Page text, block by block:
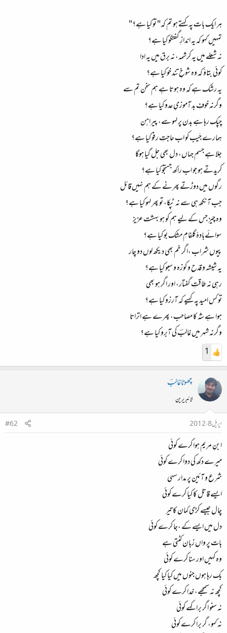
ہر ایک بات پہ کہتے ہو تم کہ" تو کیا ہے؟"
تمہیں کہو کہ یہ اندازِ گفتگو کیا ہے؟
نہ شعلے میں یہ کرشمہ، نہ برق میں یہ ادا
کوئی بتاؤ کہ وہ شوخِ تند خو کیا ہے؟
یہ رشک ہے کہ وہ ہوتا ہے ہم سخن تم سے
وگرنہ خوفِ بد آموزیِ عدو کیا ہے؟
چپک رہا ہے بدن پر لہو سے، پیراہن
ہمارے جَیب کو اب حاجتِ رفو کیا ہے؟
جلا ہے جسم جہاں، دل بھی جل گیا ہوگا
کریدتے ہو جو اب راکھ جستجو کیا ہے؟
رگوں میں دوڑتے پھرنے کے ہم نہیں قائل
جب آنکھ ہی سے نہ ٹپکا، تو پھر لہو کیا ہے؟
وہ چیز جس کے لیے ہم کو ہو بہشت عزیز
سوائےبادۂ گلفامِ مشک بو کیا ہے؟
پیوں شراب ،اگر خم بھی دیکھ لوں دو چار
یہ شیشہ و قدح و کوزہ و سبو کیا ہے؟
رہی نہ طاقتِ گفتار، اور اگر ہو بھی
تو کس امید پہ کہیے کہ آرزو کیا ہے؟
ہوا ہے شہ کا مصاحب، پھرے ہے اتراتا
وگرنہ شہر میں غالبؔ کی آبرو کیا ہے؟
1
چھوٹاغالبؔ
لائبریرین
اپریل 8، 2012
#62
ابنِ مریم ہوا کرے کوئی
میرے دکھ کی دوا کرے کوئی
شرع و آئین پر مدار سہی
ایسے قاتل کا کیا کرے کوئی
چال جیسے کڑی کمان کا تیر
دل میں ایسے کے ،جا کرے کوئی
بات پر واں زبان کٹتی ہے
وہ کہیں اور سنا کرے کوئی
بک رہا ہوں جنوں میں کیا کیا کچھ
کچھ نہ سمجھے، خدا کرے کوئی
نہ سنو اگر برا کہے کوئی
نہ کہو، گر برا کرے کوئی